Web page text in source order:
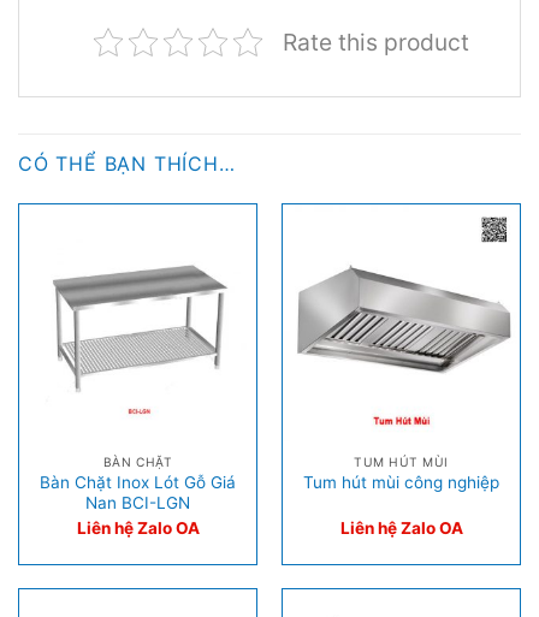
Rate this product
CÓ THỂ BẠN THÍCH…
BÀN CHẶT
Bàn Chặt Inox Lót Gỗ Giá
Nan BCI-LGN
Liên hệ Zalo OA
TUM HÚT MÙI
Tum hút mùi công nghiệp
Liên hệ Zalo OA